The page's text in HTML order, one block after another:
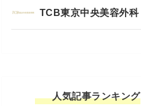
TCB東京中央美容外科
人気記事ランキング